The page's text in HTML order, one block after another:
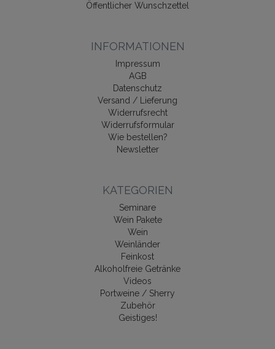
Öffentlicher Wunschzettel
INFORMATIONEN
Impressum
AGB
Datenschutz
Versand / Lieferung
Widerrufsrecht
Widerrufsformular
Wie bestellen?
Newsletter
KATEGORIEN
Seminare
Wein Pakete
Wein
Weinländer
Feinkost
Alkoholfreie Getränke
Videos
Portweine / Sherry
Zubehör
Geistiges!